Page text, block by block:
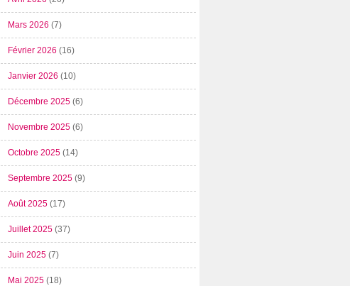
Mars 2026 (7)
Février 2026 (16)
Janvier 2026 (10)
Décembre 2025 (6)
Novembre 2025 (6)
Octobre 2025 (14)
Septembre 2025 (9)
Août 2025 (17)
Juillet 2025 (37)
Juin 2025 (7)
Mai 2025 (18)